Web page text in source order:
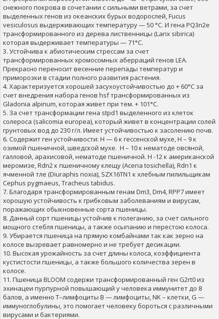
снежного покрова в сочетании с сильными ветрами, за счет
выделенных генов из океанских бурых водорослей, Fucus
vesiculosus выдерживающих температуру — 50 °С. И гена PQ3n2e
трансформированного из дерева лиственницы (Larix sibirica)
которая выдерживает температуры — 71°С.
3. Устойчива к абиотическим стрессам за счет
трансформированных хромосомных аберраций генов LEA.
Прекрасно переносит весенние перепады температур и
приморозки в стадии полного развития растения.
4. Характеризуется хорошей засухоустойчивостью до + 60°С за
счет внедрения набора генов hsf трансформированных из
Gladonia alpinum, которая живет при тем. + 101°С.
5. За счет трансформации гена stpd1 выделенного из клеток
солероса (salicomia europea), который живет в концентрации солей
грунтовых вод до 230 г/л. Имеет устойчивостью к засолению почв.
6. Содержит ген устойчивости: H — 6 к гессенской мухе, H – 9 к
озимой пшеничной, шведской мухе. H – 10 к нематоде овсяной,
галловой, арахисовой, нематоде пшеничной. H -12 к американской
меромизе, Rdn2 к пшеничному клещу (Aceria tosichella), Rdn1 к
ячменной тле (Diuraphis noxia), SZX16TN1 к хлебным пилильщикам
Сephus pygmaeus, Tracheus tabidus.
7. Благодаря трансформированным генам Dm3, Dm4, RPP7 имеет
хорошую устойчивость к грибковым заболеваниям и вирусам,
поражающих обыкновенные сорта пшеницы.
8. Данный сорт пшеницы устойчив к полеганию, за счет сильного
мощного стебля пшеницы, а также осыпанию и перестою колоса.
9. Убирается пшеница на прямую комбайнами так как зерно на
колосе вызревает равномерно и не требует десикации.
10. Высокая урожайность за счет длины колоса, коэффициента
кустистости пшеницы, а также большого количества зерен в
колосе.
11. Пшеница BLOOM содержи трансформированный ген G2rt0 из
эхинацеи пурпурной повышающий у человека иммунитет до 8
балов, а именно Т–лимфоциты В — лимфоциты, NK – клетки, G —
иммуноглобулины, это помогает человеку бороться с различными
вирусами и бактериями.